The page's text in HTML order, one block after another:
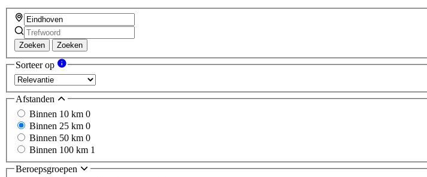
Zoeken Zoeken
Sorteer op
Afstanden
Binnen 10 km 0
Binnen 25 km 0
Binnen 50 km 0
Binnen 100 km 1
Beroepsgroepen